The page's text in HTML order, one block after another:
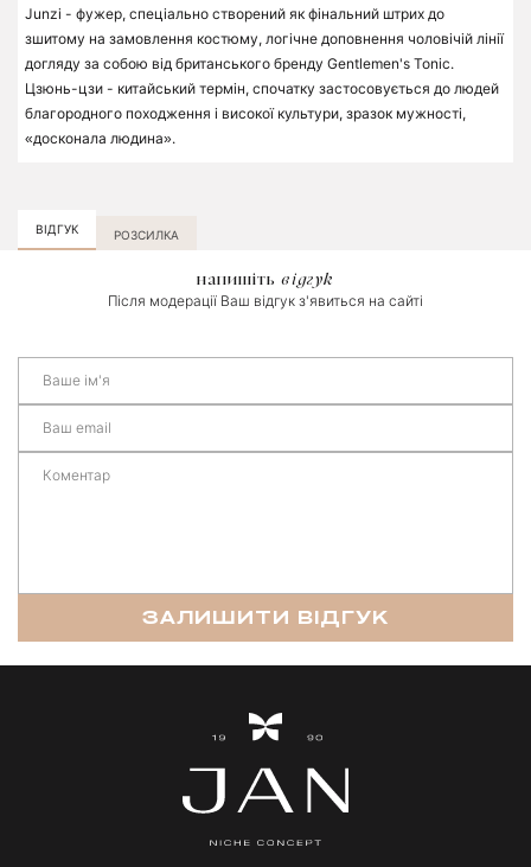
Junzi - фужер, спеціально створений як фінальний штрих до
зшитому на замовлення костюму, логічне доповнення чоловічій лінії
догляду за собою від британського бренду Gentlemen's Tonic.
Цзюнь-цзи - китайський термін, спочатку застосовується до людей
благородного походження і високої культури, зразок мужності,
«досконала людина».
ВІДГУК РОЗСИЛКА
напишіть відгук
Після модерації Ваш відгук з'явиться на сайті
ЗАЛИШИТИ ВІДГУК